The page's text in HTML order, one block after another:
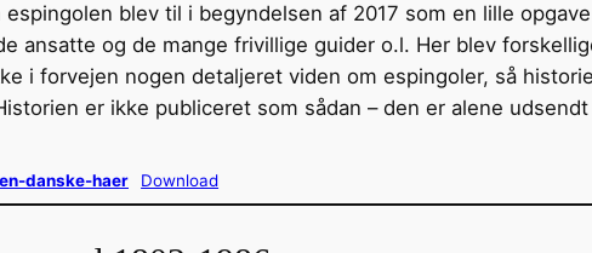
espingolen blev til i begyndelsen af 2017 som en lille
ansatte og de mange frivillige guider o.l. Her blev
i forvejen nogen detaljeret viden om espingoler, så
er ikke publiceret som sådan – den er alene
danske-haer Download